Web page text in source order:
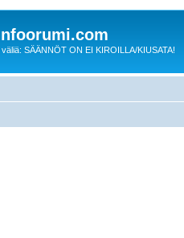
SÄÄNNÖT ON EI KIROILLA/KIUSATA!